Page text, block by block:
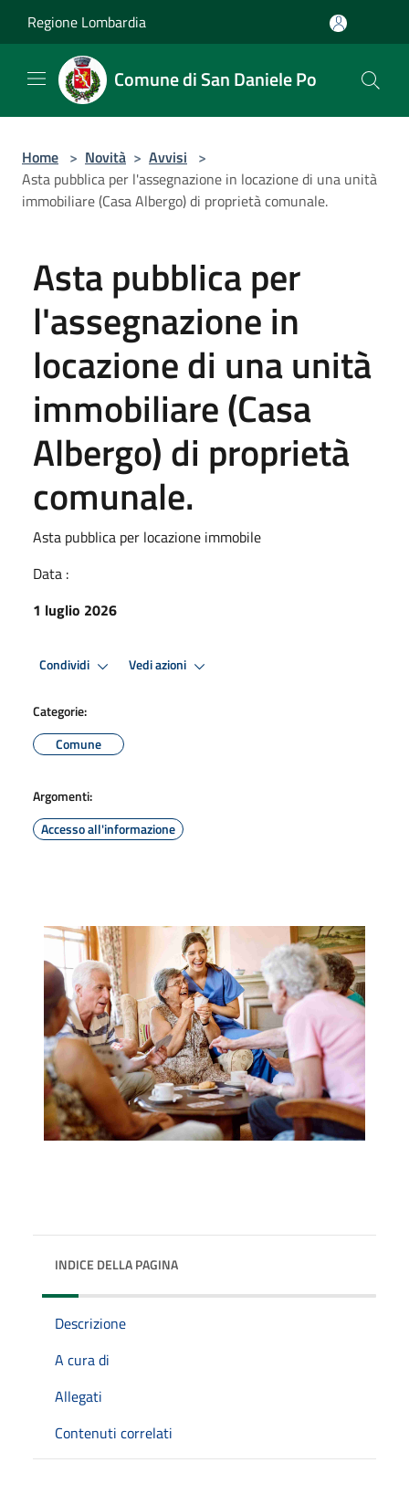
Regione Lombardia
Comune di San Daniele Po
Home > Novità > Avvisi >
Asta pubblica per l'assegnazione in locazione di una unità
immobiliare (Casa Albergo) di proprietà comunale.
Asta pubblica per
l'assegnazione in
locazione di una unità
immobiliare (Casa
Albergo) di proprietà
comunale.
Asta pubblica per locazione immobile
Data :
1 luglio 2026
Condividi Vedi azioni
Categorie:
Comune
Argomenti:
Accesso all'informazione
INDICE DELLA PAGINA
Descrizione
A cura di
Allegati
Contenuti correlati